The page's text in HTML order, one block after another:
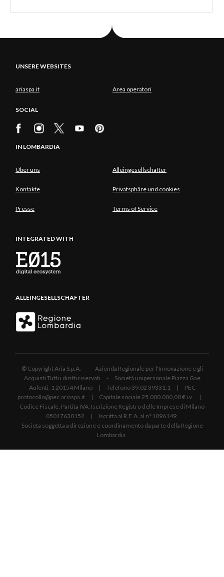
UNSERE WEBSITES
ariaspa.it Area operatori
SOCIAL
IN LOMBARDIA
Über uns Alleingesellschafter
Kontakte Privatsphäre und cookies
Presse Terms of Service
INTEGRATED WITH
ALLEINGESELLSCHAFTER
© Copyright Aria S.p.A. - Azienda Regionale per l'Innovazione e gli
Acquisti Tutti i diritti riservati - Società unipersonale Piazza Gae
Aulenti, 1 20154 Milano | Telefono 39.02 39331.1 | PEC
protocollo@pec.ariaspa.it | Capitale sociale 25.000.000,00 € i.v. |
Codice Fiscale, Partita IVA, Iscrizione Registro delle Imprese di Milano
05017630152 | Iscritta al R.E.A. al n°1096149.
Società soggetta a direzione e coordinamento da parte della Regione
Lombardia.